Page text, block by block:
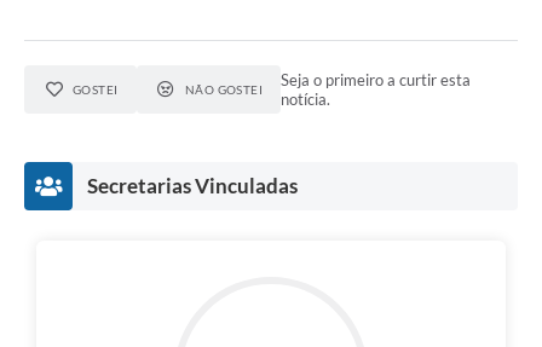
GOSTEI NÃO GOSTEI
Seja o primeiro a curtir esta
notícia.
Secretarias Vinculadas